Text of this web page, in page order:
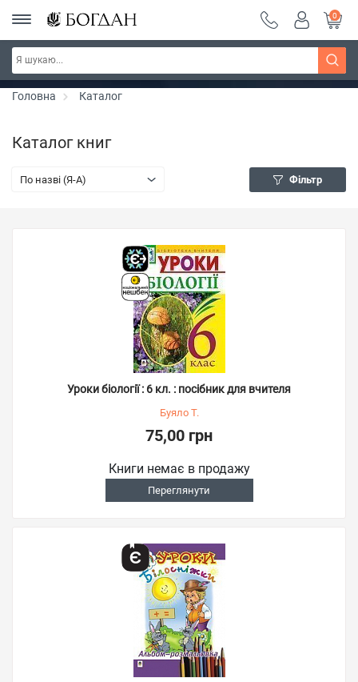
РОЗПРОДАЖ ~ 150 грн ~ 200 грн ~ 250 грн ~
300 грн ~ РОЗПРОДАЖ
Дізнатись більше
0
Головна Каталог
Каталог книг
По назві (Я-А) Фільтр
Уроки біології : 6 кл. : посібник для вчителя
Буяло Т.
75,00 грн
Книги немає в продажу
Переглянути